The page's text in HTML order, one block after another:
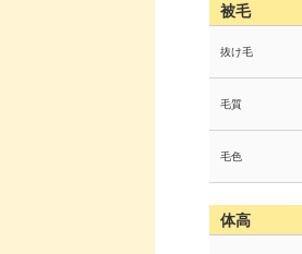
被毛
抜け毛
毛質
毛色
体高